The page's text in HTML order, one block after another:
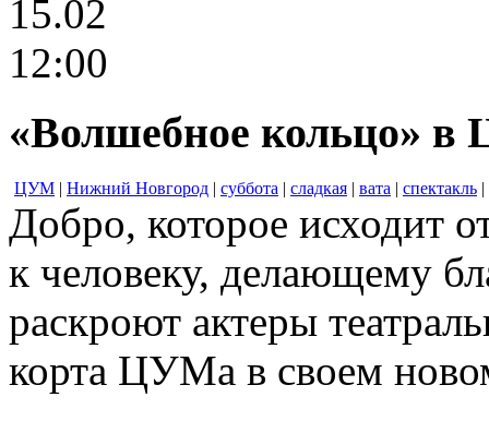
15.02
12:00
«Волшебное кольцо»
ЦУМ | Нижний Новгород | суббота | сладкая | вата | спектакль |
Добро, которое исходит
к человеку, делающему
раскроют актеры
корта ЦУМа в своем